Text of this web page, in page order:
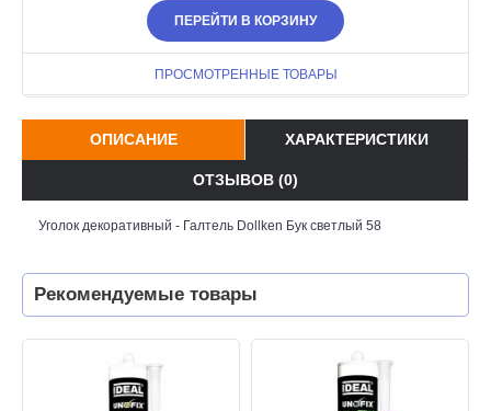
ПЕРЕЙТИ В КОРЗИНУ
ПРОСМОТРЕННЫЕ ТОВАРЫ
ОПИСАНИЕ ХАРАКТЕРИСТИКИ
ОТЗЫВОВ (0)
Уголок декоративный - Галтель Dollken Бук светлый 58
Рекомендуемые товары